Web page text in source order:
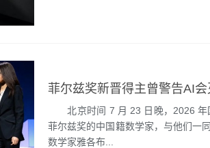
菲尔兹奖新晋得主曾警告AI
北京时间 7 月 23 日晚，2026 年
菲尔兹奖的中国籍数学家，与他们一
数学家雅各布...